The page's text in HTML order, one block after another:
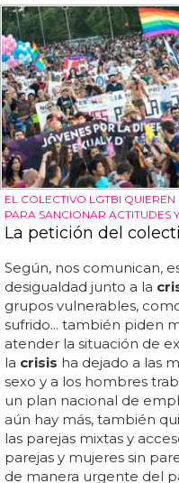
EL COLECTIVO LGTBI
PARA SANCIONAR ACTITUDES
La petición del
Según, nos comunican,
desigualdad junto a la
grupos vulnerables,
sufrido... también piden
atender la situación de
la crisis ha dejado a las
sexo y a los hombres
un plan nacional de
aún hay más, también
las parejas mixtas y
parejas y mujeres sin
de manera urgente del